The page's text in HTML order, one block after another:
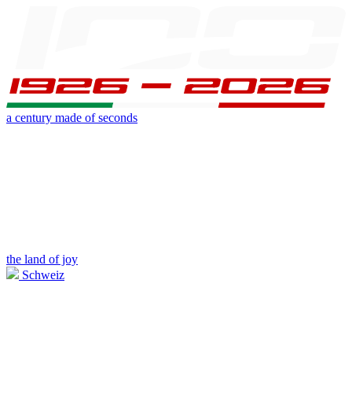
a century made of seconds
the land of joy
Schweiz